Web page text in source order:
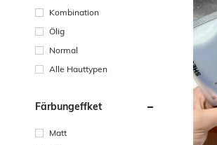
Kombination
Ölig
Normal
Alle Hauttypen
Färbungeffket
Matt